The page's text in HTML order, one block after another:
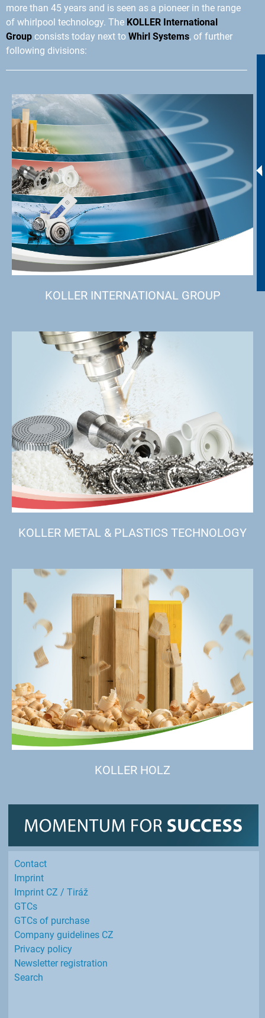
more than 45 years and is seen as a pioneer in the range
of whirlpool technology. The KOLLER International
Group consists today next to Whirl Systems, of further
following divisions:
KOLLER INTERNATIONAL GROUP
KOLLER METAL & PLASTICS TECHNOLOGY
KOLLER HOLZ
Contact
Imprint
Imprint CZ / Tiráž
GTCs
GTCs of purchase
Company guidelines CZ
Privacy policy
Newsletter registration
Search